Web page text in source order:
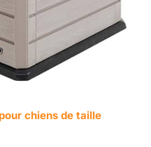
chiens de taille